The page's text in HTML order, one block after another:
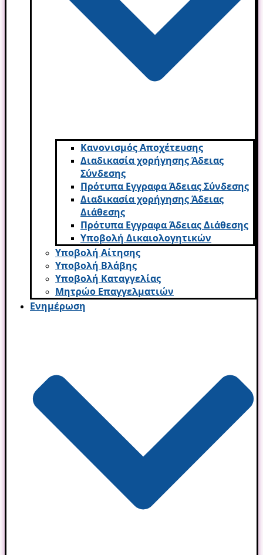
Κανονισμός Αποχέτευσης
Διαδικασία χορήγησης Άδειας
Σύνδεσης
Πρότυπα Εγγραφα Άδειας Σύνδεσης
Διαδικασία χορήγησης Άδειας
Διάθεσης
Πρότυπα Εγγραφα Άδειας Διάθεσης
Υποβολή Δικαιολογητικών
Υποβολή Αίτησης
Υποβολή Βλάβης
Υποβολή Καταγγελίας
Μητρώο Επαγγελματιών
Ενημέρωση